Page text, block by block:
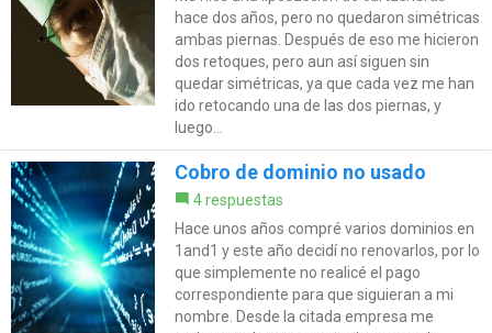
hace dos años, pero no quedaron simétricas
ambas piernas. Después de eso me hicieron
dos retoques, pero aun así siguen sin
quedar simétricas, ya que cada vez me han
ido retocando una de las dos piernas, y
luego...
Cobro de dominio no usado
4 respuestas
Hace unos años compré varios dominios en
1and1 y este año decidí no renovarlos, por lo
que simplemente no realicé el pago
correspondiente para que siguieran a mi
nombre. Desde la citada empresa me